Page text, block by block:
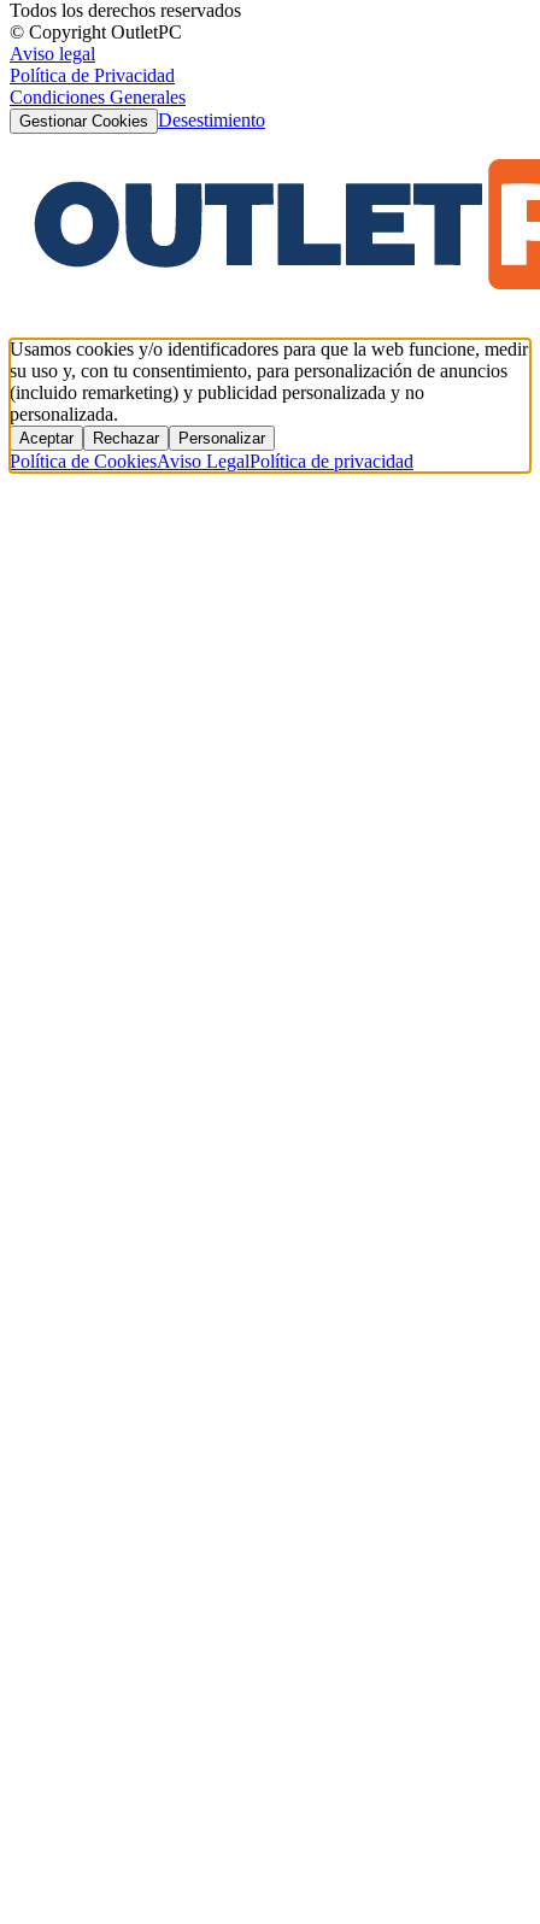
Todos los derechos reservados
© Copyright OutletPC
Aviso legal
Política de Privacidad
Condiciones Generales
Gestionar Cookies Desestimiento
Usamos cookies y/o identificadores para que la web funcione, medir
su uso y, con tu consentimiento, para personalización de anuncios
(incluido remarketing) y publicidad personalizada y no
personalizada.
Aceptar Rechazar Personalizar
Política de CookiesAviso LegalPolítica de privacidad